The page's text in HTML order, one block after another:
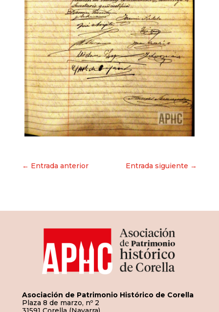
Navegación
← Entrada anterior Entrada siguiente →
Asociación de Patrimonio Histórico de Corella
Plaza 8 de marzo, nº 2